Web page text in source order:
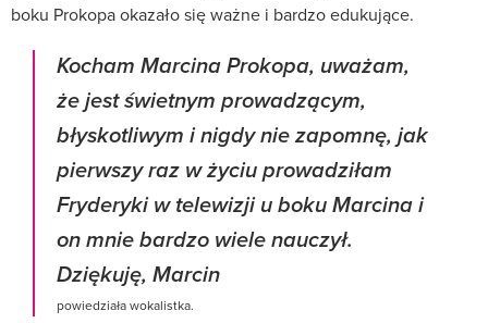
boku Prokopa okazało się ważne i bardzo edukujące.
Kocham Marcina Prokopa, uważam,
że jest świetnym prowadzącym,
błyskotliwym i nigdy nie zapomnę, jak
pierwszy raz w życiu prowadziłam
Fryderyki w telewizji u boku Marcina i
on mnie bardzo wiele nauczył.
Dziękuję, Marcin
powiedziała wokalistka.